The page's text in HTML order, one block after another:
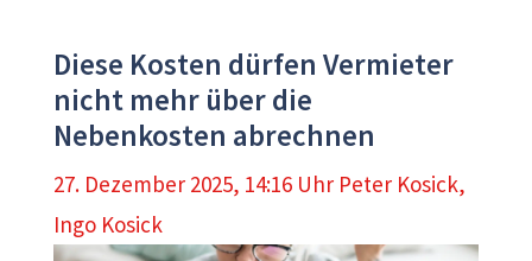
Diese Kosten dürfen Vermieter
nicht mehr über die
Nebenkosten abrechnen
27. Dezember 2025, 14:16 Uhr Peter Kosick,
Ingo Kosick